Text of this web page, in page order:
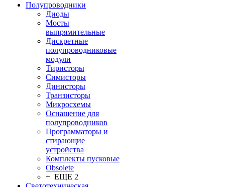
Полупроводники
Диоды
Мосты
выпрямительные
Дискретные
полупроводниковые
модули
Тиристоры
Симисторы
Динисторы
Транзисторы
Микросхемы
Оснащение для
полупроводников
Программаторы и
стирающие
устройства
Комплекты пусковые
Obsolete
+ ЕЩЕ 2